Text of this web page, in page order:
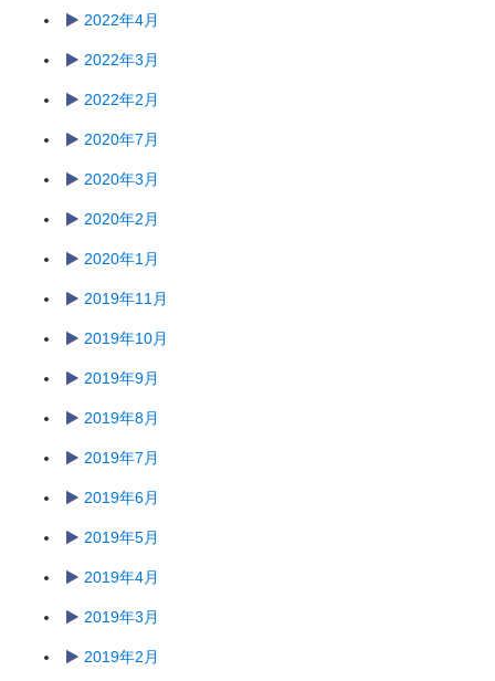
2022年4月
2022年3月
2022年2月
2020年7月
2020年3月
2020年2月
2020年1月
2019年11月
2019年10月
2019年9月
2019年8月
2019年7月
2019年6月
2019年5月
2019年4月
2019年3月
2019年2月